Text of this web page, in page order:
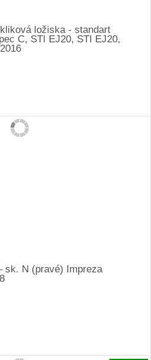
ložiska - standart
C, STI EJ20, STI EJ20,
sk. N (pravé) Impreza